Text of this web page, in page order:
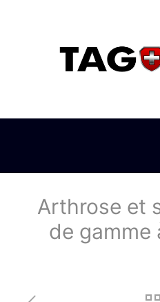
Arthrose et
de gamme